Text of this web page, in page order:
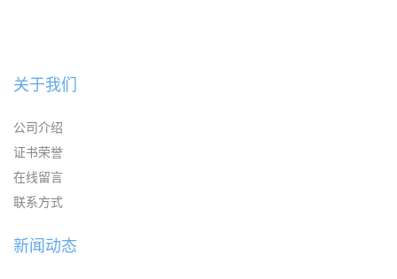
关于我们
公司介绍
证书荣誉
在线留言
联系方式
新闻动态